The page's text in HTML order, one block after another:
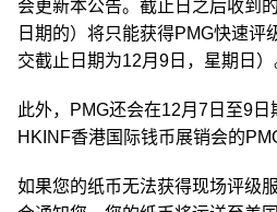
会更新本公告。截止日之后收到
日期的）将只能获得PMG快速评
交截止日期为12月9日，星期日）
此外，PMG还会在12月7日至9
HKINF香港国际钱币展销会的
如果您的纸币无法获得现场评级